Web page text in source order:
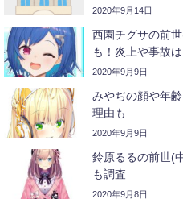
2020年9月14日
西園チグサの前
も！炎上や事故は
2020年9月9日
みやぢの顔や年
理由も
2020年9月9日
鈴原るるの前世(
も調査
2020年9月8日